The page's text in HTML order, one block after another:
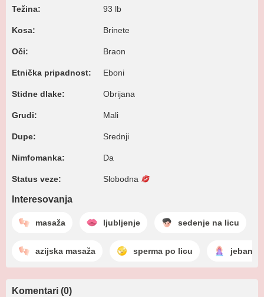
Težina: 93 lb
Kosa: Brinete
Oči: Braon
Etnička pripadnost: Eboni
Stidne dlake: Obrijana
Grudi: Mali
Dupe: Srednji
Nimfomanka: Da
Status veze: Slobodna
Interesovanja
masaža ljubljenje sedenje na licu
azijska masaža sperma po licu jebanje
Komentari (0)